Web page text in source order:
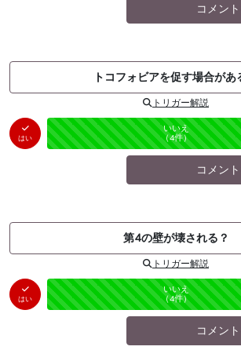
コメン
トコフォビアを促す場合があ
トリガー解説
はい
はい
（0件）
未投票
いいえ
（4件）
コメン
第4の壁が壊される？
トリガー解説
はい
はい
（0件）
未投票
いいえ
（4件）
コメン